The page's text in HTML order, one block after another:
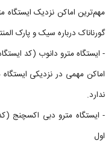
گورناناک درباره سیک و پارک
- ایستگاه مترو دانوب (کد ایستگاه ۴۱) در منطقه جبل علی و
ندارد.
اول